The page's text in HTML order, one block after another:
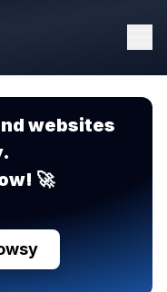
websites
🚀